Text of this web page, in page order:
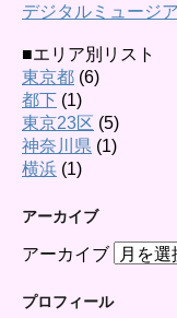
デジタルミュージ
■エリア別リスト
東京都 (6)
都下 (1)
東京23区 (5)
神奈川県 (1)
横浜 (1)
アーカイブ
アーカイブ
プロフィール